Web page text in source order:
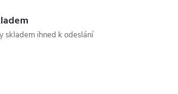
skladem ihned k odeslání